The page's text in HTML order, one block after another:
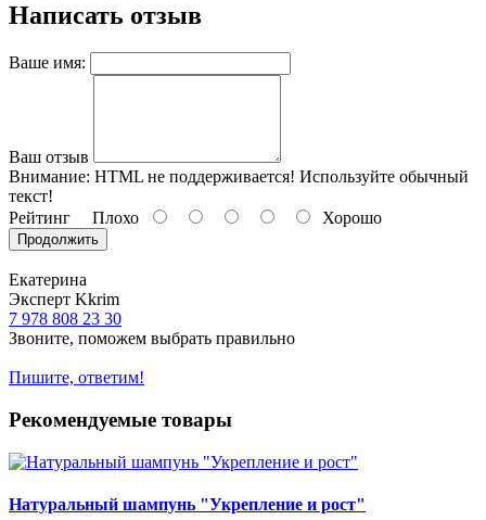
Написать отзыв
Ваше имя:
Ваш отзыв
Внимание: HTML не поддерживается! Используйте обычный
текст!
Рейтинг Плохо Хорошо
Продолжить
Екатерина
Эксперт Kkrim
7 978 808 23 30
Звоните, поможем выбрать правильно
Пишите, ответим!
Рекомендуемые товары
Натуральный шампунь "Укрепление и рост"